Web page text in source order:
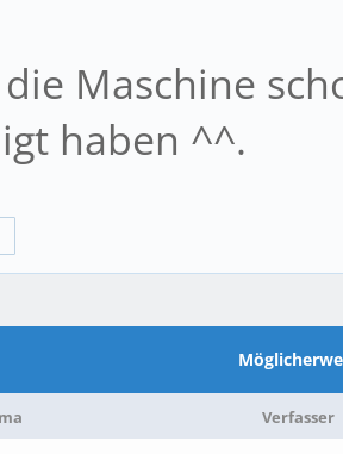
Maschine
haben ^^.
Verfasser